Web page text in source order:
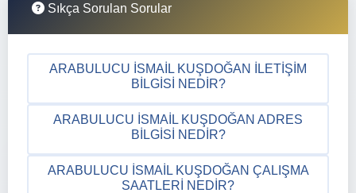
Sıkça Sorulan Sorular
ARABULUCU İSMAIL KUŞDOĞAN İLETIŞIM
BILGISI NEDIR?
ARABULUCU İSMAIL KUŞDOĞAN ADRES
BILGISI NEDIR?
ARABULUCU İSMAIL KUŞDOĞAN ÇALIŞMA
SAATLERI NEDIR?